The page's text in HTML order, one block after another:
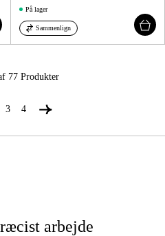
På lager
Sammenlign
77 Produkter
3 4
arbejde